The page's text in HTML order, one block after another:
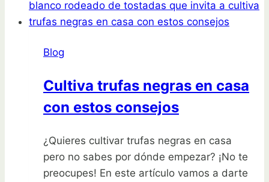
cenizas
y
seres
queridos
Blog
Cultiva trufas negras en casa
con estos consejos
¿Quieres cultivar trufas negras en casa
pero no sabes por dónde empezar? ¡No te
preocupes! En este artículo vamos a darte